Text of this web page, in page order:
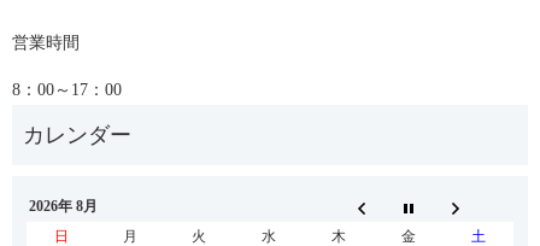
営業時間
8：00～17：00
2026年 8月
日
月 火 水 木 金
土